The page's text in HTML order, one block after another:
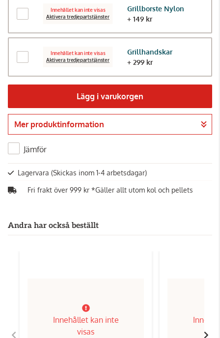
Innehållet kan inte visas
Aktivera tredjepartstjänster
Grillborste Nylon
+ 149 kr
Innehållet kan inte visas
Aktivera tredjepartstjänster
Grillhandskar
+ 299 kr
Lägg i varukorgen
Gå till kassan
Mer produktinformation
Jämför
Lagervara (Skickas inom 1-4 arbetsdagar)
Fri frakt över 999 kr *Gäller allt utom kol och pellets
Andra har också beställt
Innehållet kan inte
visas